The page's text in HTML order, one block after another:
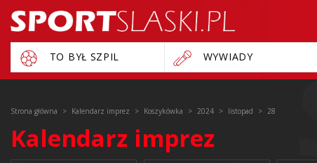
TO BYŁ SZPIL WYWIADY
Strona główna Kalendarz imprez Koszykówka 2024 listopad 28
Kalendarz imprez